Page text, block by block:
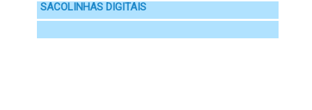
SACOLINHAS DIGITAIS